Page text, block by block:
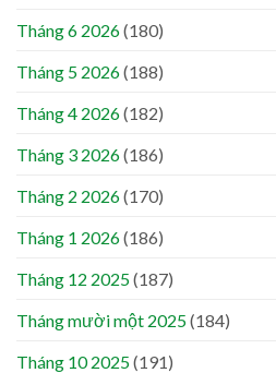
Tháng 6 2026(180)
Tháng 5 2026(188)
Tháng 4 2026(182)
Tháng 3 2026(186)
Tháng 2 2026(170)
Tháng 1 2026(186)
Tháng 12 2025(187)
Tháng mười một 2025(184)
Tháng 10 2025(191)